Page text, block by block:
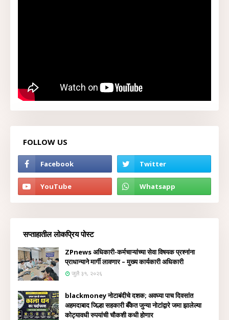
FOLLOW US
सप्ताहातील लोकप्रिय पोस्ट
ZPnews अधिकारी-कर्मचाऱ्यांच्या सेवा विषयक प्रश्नांना
प्राधान्याने मार्गी लावणार – मुख्य कार्यकारी अधिकारी
जुलै ३१, २०२६
blackmoney नोटाबंदीचे दशक; अवघ्या पाच दिवसांत
अहमदाबाद जिल्हा सहकारी बँकेत जुन्या नोटांद्वारे जमा झालेल्या
कोट्यावधी रुपयांची चौकशी कधी होणार